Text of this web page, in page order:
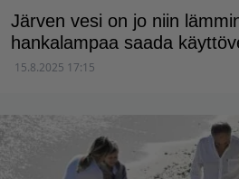
Järven vesi on jo niin
hankalampaa saada
15.8.2025 17:15